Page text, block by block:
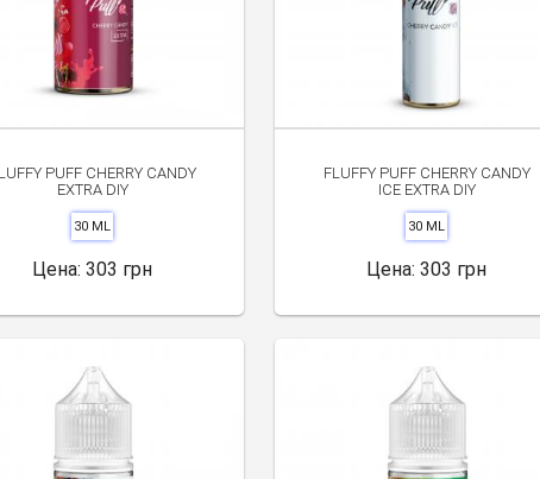
PUFF CHERRY CANDY
EXTRA DIY
30 ML
Цена: 303 грн
FLUFFY PUFF CHERRY CANDY
ICE EXTRA DIY
30 ML
Цена: 303 грн